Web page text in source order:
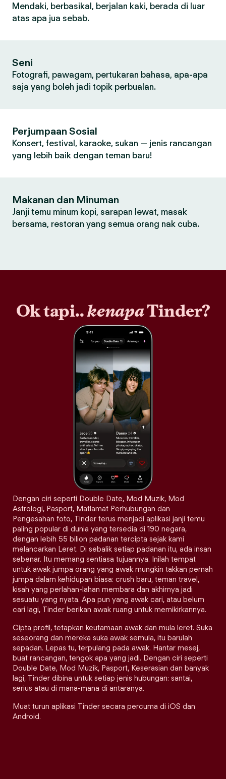
Mendaki, berbasikal, berjalan kaki, berada di luar
atas apa jua sebab.
Seni
Fotografi, pawagam, pertukaran bahasa, apa-apa
saja yang boleh jadi topik perbualan.
Perjumpaan Sosial
Konsert, festival, karaoke, sukan — jenis rancangan
yang lebih baik dengan teman baru!
Makanan dan Minuman
Janji temu minum kopi, sarapan lewat, masak
bersama, restoran yang semua orang nak cuba.
Ok tapi..kenapaTinder?
Dengan ciri seperti Double Date, Mod Muzik, Mod
Astrologi, Pasport, Matlamat Perhubungan dan
Pengesahan foto, Tinder terus menjadi aplikasi janji temu
paling popular di dunia yang tersedia di 190 negara,
dengan lebih 55 bilion padanan tercipta sejak kami
melancarkan Leret. Di sebalik setiap padanan itu, ada insan
sebenar. Itu memang sentiasa tujuannya. Inilah tempat
untuk awak jumpa orang yang awak mungkin takkan pernah
jumpa dalam kehidupan biasa: crush baru, teman travel,
kisah yang perlahan-lahan membara dan akhirnya jadi
sesuatu yang nyata. Apa pun yang awak cari, atau belum
cari lagi, Tinder berikan awak ruang untuk memikirkannya.
Cipta profil, tetapkan keutamaan awak dan mula leret. Suka
seseorang dan mereka suka awak semula, itu barulah
sepadan. Lepas tu, terpulang pada awak. Hantar mesej,
buat rancangan, tengok apa yang jadi. Dengan ciri seperti
Double Date, Mod Muzik, Pasport, Keserasian dan banyak
lagi, Tinder dibina untuk setiap jenis hubungan: santai,
serius atau di mana-mana di antaranya.
Muat turun aplikasi Tinder secara percuma di iOS dan
Android.